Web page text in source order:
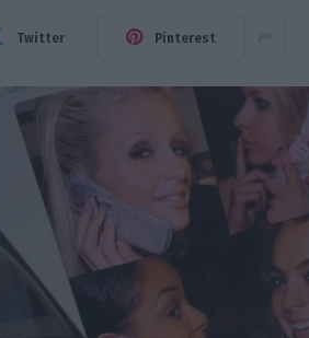
Twitter Pinterest